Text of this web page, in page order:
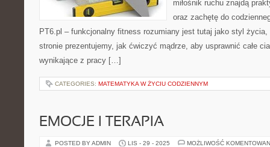
miłośnik ruchu znajdą
oraz zachętę do
PT6.pl – funkcjonalny fitness rozumiany jest tutaj jako styl życia,
stronie prezentujemy, jak ćwiczyć mądrze, aby usprawnić całe
wynikające z pracy […]
CATEGORIES: MATEMATYKA W ŻYCIU CODZIENNYM
EMOCJE I TERAPIA
POSTED BY ADMIN LIS - 29 - 2025 MOŻLIWOŚĆ